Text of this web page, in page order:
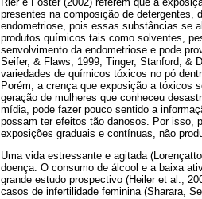
presentes na composição de detergentes,
endometriose, pois essas substâncias se
produtos químicos tais como solven­tes,
senvolvimento da endometriose e pode
Seifer, & Flaws, 1999; Tinger, Stanford, &
variedades de químicos tóxicos no pó
Porém, a crença que exposição a tóxicos
geração de mulheres que conheceu
mídia, pode fazer pouco sentido a
possam ter efeitos tão danosos. Por isso,
exposições graduais e contínuas, não
Uma vida estressante e agitada
doença. O consumo de álcool e a baixa
grande estudo prospectivo (Heiler et al.,
casos de infertilidade feminina (Sharara,